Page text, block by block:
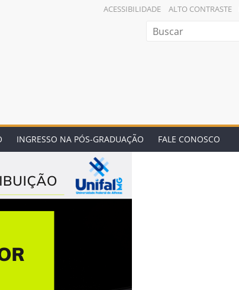
ACESSIBILIDADE ALTO CONTRASTE
INGRESSO NA PÓS-GRADUAÇÃO FALE CONOSCO